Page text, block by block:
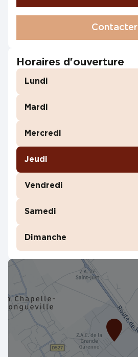
Contacter
Horaires d'ouverture
Lundi
Mardi
Mercredi
Jeudi
Vendredi
Samedi
Dimanche